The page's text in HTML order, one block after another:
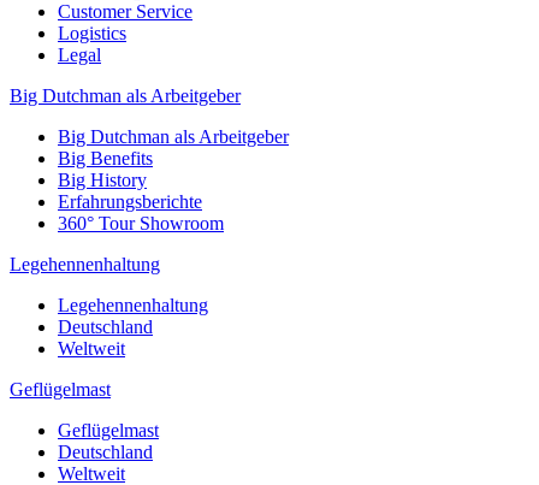
Customer Service
Logistics
Legal
Big Dutchman als Arbeitgeber
Big Dutchman als Arbeitgeber
Big Benefits
Big History
Erfahrungsberichte
360° Tour Showroom
Legehennenhaltung
Legehennenhaltung
Deutschland
Weltweit
Geflügelmast
Geflügelmast
Deutschland
Weltweit